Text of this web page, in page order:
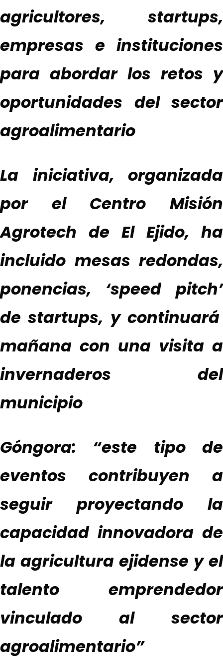
agricultores, startups,
empresas e instituciones
para abordar los retos y
oportunidades del sector
agroalimentario
La iniciativa, organizada
por el Centro Misión
Agrotech de El Ejido, ha
incluido mesas redondas,
ponencias, ‘speed pitch’
de startups, y continuará
mañana con una visita a
invernaderos del
municipio
Góngora: “este tipo de
eventos contribuyen a
seguir proyectando la
capacidad innovadora de
la agricultura ejidense y el
talento emprendedor
vinculado al sector
agroalimentario”